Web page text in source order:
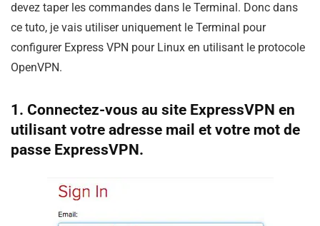
devez taper les commandes dans le Terminal. Donc dans
ce tuto, je vais utiliser uniquement le Terminal pour
configurer Express VPN pour Linux en utilisant le protocole
OpenVPN.
1. Connectez-vous au site ExpressVPN en
utilisant votre adresse mail et votre mot de
passe ExpressVPN.